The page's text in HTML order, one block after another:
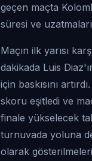
geçen maçta
süresi ve
Maçın ilk yarısı
dakikada Luis
için baskısını
skoru eşitledi ve
finale yükselecek
turnuvada yoluna
olarak